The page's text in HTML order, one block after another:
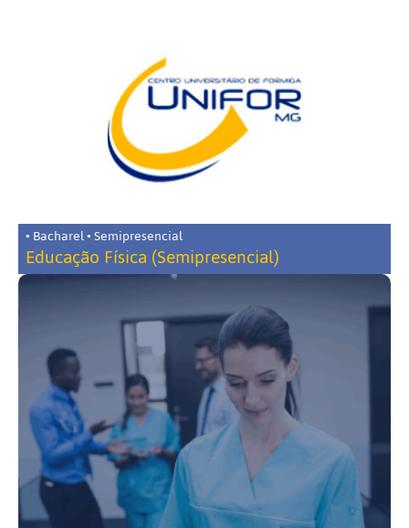
• Bacharel • Semipresencial
Educação Física (Semipresencial)